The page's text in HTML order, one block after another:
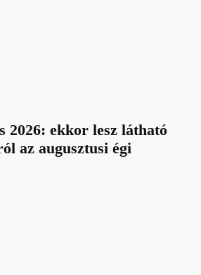
2026: ekkor lesz látható
az augusztusi égi